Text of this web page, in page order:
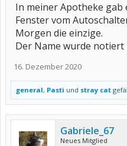
In meiner Apotheke gab
Fenster vom
Morgen die einzige.
Der Name wurde notiert
16. Dezember 2020
general, Pasti und stray cat
Gabriele_67
Neues Mitglied